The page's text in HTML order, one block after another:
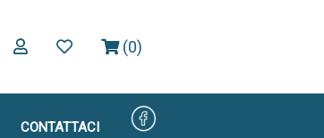
(0)
CONTATTACI